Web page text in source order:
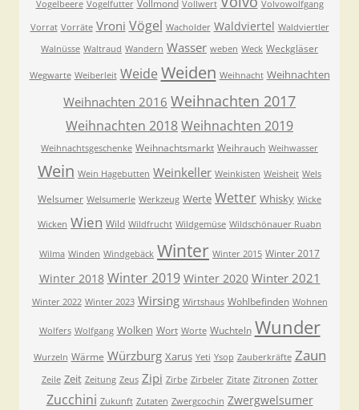
Vogelbeere Vogelfutter Vollmond Vollwert Volvowolfgang
Vorrat Vorräte Vroni Vögel Wacholder Waldviertel Waldviertler
Walnüsse Waltraud Wandern Wasser weben Weck Weckgläser
Wegwarte Weiberleit Weide Weiden Weihnacht Weihnachten
Weihnachten 2016 Weihnachten 2017
Weihnachten 2018Weihnachten 2019
Weihnachtsgeschenke Weihnachtsmarkt Weihrauch Weihwasser
Wein Wein Hagebutten Weinkeller Weinkisten Weisheit Wels
Welsumer Welsumerle Werkzeug Werte Wetter Whisky Wicke
Wicken Wien Wild Wildfrucht Wildgemüse Wildschönauer Ruabn
Wilma Winden Windgebäck Winter Winter 2015 Winter 2017
Winter 2018 Winter 2019 Winter 2020 Winter 2021
Winter 2022 Winter 2023 Wirsing Wirtshaus Wohlbefinden Wohnen
Wolfers Wolfgang Wolken Wort Worte Wuchteln Wunder
Wurzeln Wärme Würzburg Xarus Yeti Ysop Zauberkräfte Zaun
Zeile Zeit Zeitung Zeus Zipi Zirbe Zirbeler Zitate Zitronen Zotter
Zucchini Zukunft Zutaten Zwergcochin Zwergwelsumer